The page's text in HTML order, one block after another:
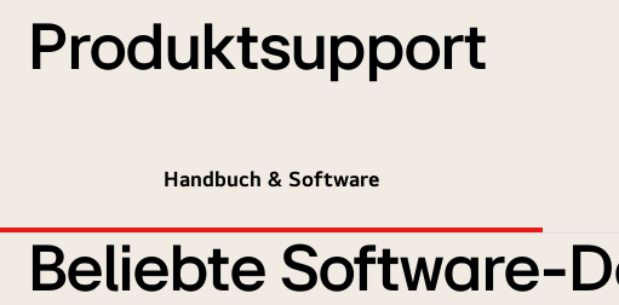
Produktsupport
Handbuch & Software
Beliebte Software-